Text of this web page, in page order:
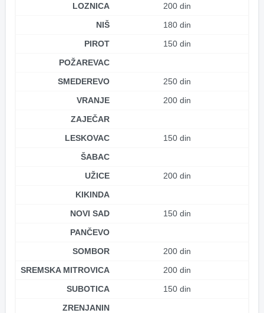
LOZNICA
200 din
NIŠ
180 din
PIROT
150 din
POŽAREVAC
SMEDEREVO
250 din
VRANJE
200 din
ZAJEČAR
LESKOVAC
150 din
ŠABAC
UŽICE
200 din
KIKINDA
NOVI SAD
150 din
PANČEVO
SOMBOR
200 din
SREMSKA MITROVICA
200 din
SUBOTICA
150 din
ZRENJANIN